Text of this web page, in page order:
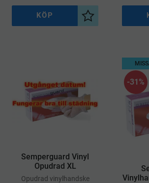
Lägg till i
KÖP
​Semperguard Vinyl
Opudrad XL
Opudrad vinylhandske
31 %